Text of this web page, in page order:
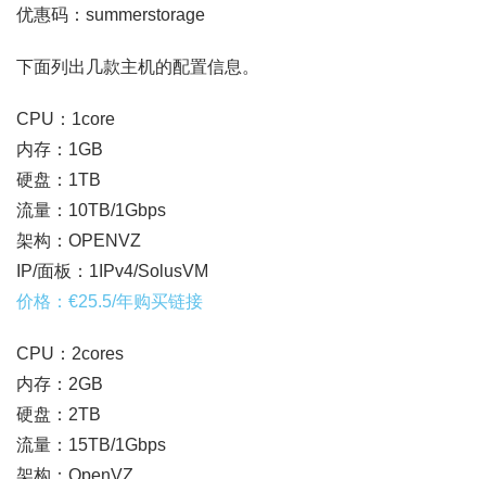
优惠码：summerstorage
下面列出几款主机的配置信息。
CPU：1core
内存：1GB
硬盘：1TB
流量：10TB/1Gbps
架构：OPENVZ
IP/面板：1IPv4/SolusVM
价格：€25.5/年购买链接
CPU：2cores
内存：2GB
硬盘：2TB
流量：15TB/1Gbps
架构：OpenVZ